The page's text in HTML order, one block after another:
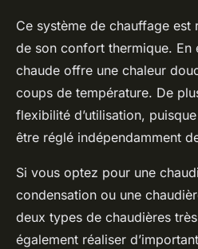
Ce système de chauffage
de son confort thermique. En
chaude offre une chaleur
coups de température. De
flexibilité d’utilisation,
être réglé indépendamment
Si vous optez pour une
condensation ou une
deux types de chaudières
également réaliser